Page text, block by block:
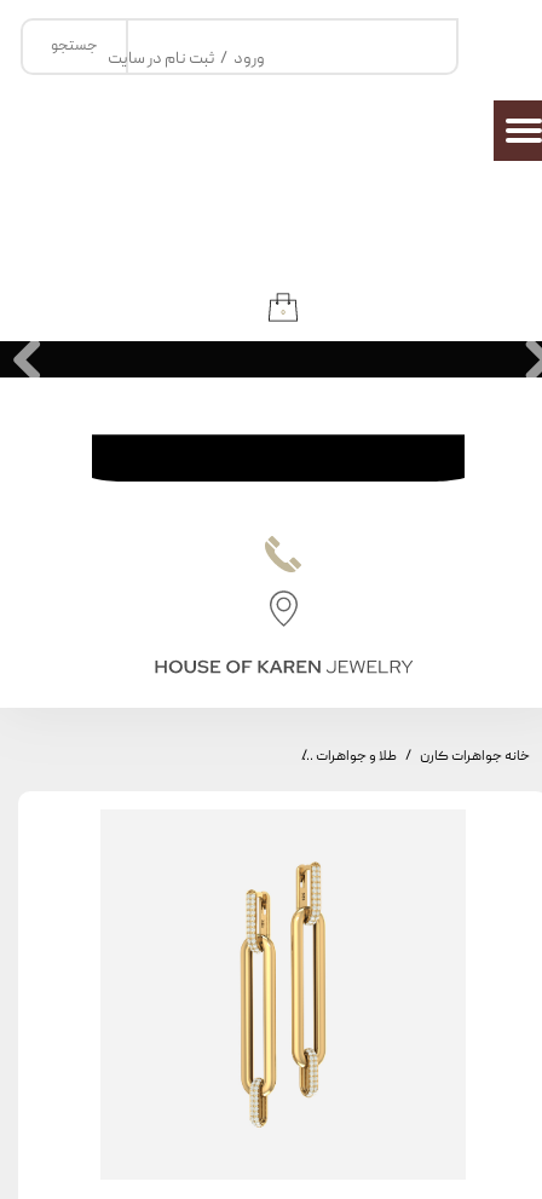
جستجو
۰
ورود / ثبت نام در سایت
تغییر گذر واژه
سفارشات
خانه جواهرات کارن طلا و جواهرات